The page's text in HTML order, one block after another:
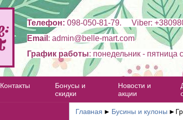
Телефон: 098-050-81-79. Viber:
Email : admin@belle-mart.com
График работы: понедельник - пятница c
Контакты
Бонусы и
скидки
Новости и
акции
Главная ► Бусины и кулоны ►